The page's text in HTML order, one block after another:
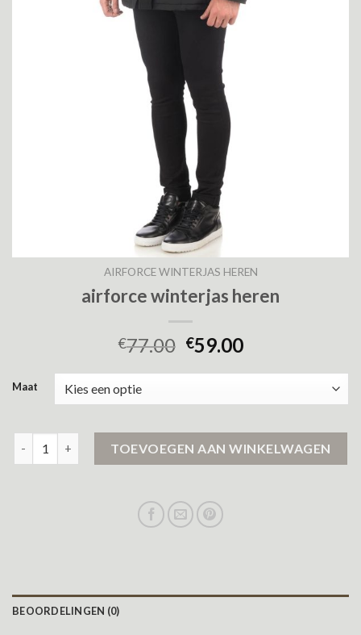
AIRFORCE WINTERJAS HEREN
airforce winterjas heren
€77.00 €59.00
Maat
TOEVOEGEN AAN WINKELWAGEN
BEOORDELINGEN (0)